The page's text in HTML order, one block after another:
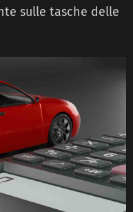
sulle tasche delle